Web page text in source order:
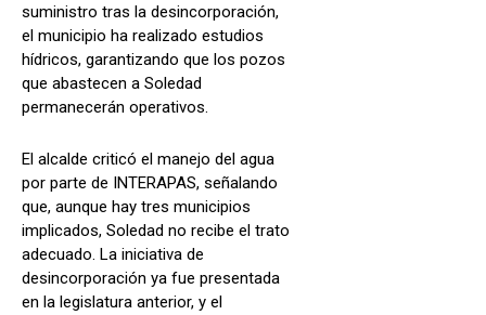
suministro tras la desincorporación,
el municipio ha realizado estudios
hídricos, garantizando que los pozos
que abastecen a Soledad
permanecerán operativos.
El alcalde criticó el manejo del agua
por parte de INTERAPAS, señalando
que, aunque hay tres municipios
implicados, Soledad no recibe el trato
adecuado. La iniciativa de
desincorporación ya fue presentada
en la legislatura anterior, y el